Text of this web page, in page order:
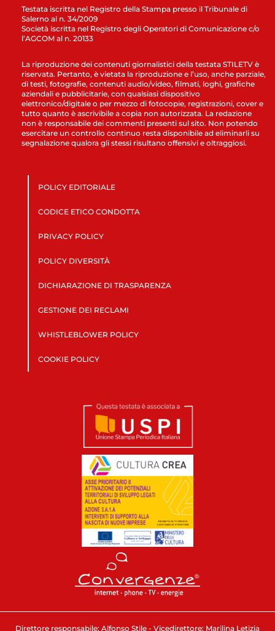
Testata iscritta nel Registro della Stampa presso il Tribunale di
Salerno al n. 34/2009
Società iscritta nel Registro degli Operatori di Comunicazione c/o
l’AGCOM al n. 20133
La riproduzione dei contenuti giornalistici della testata STILETV è
riservata. Pertanto, è vietata la riproduzione e l’uso, anche parziale,
di testi, fotografie, contenuti audio/video, filmati, loghi, grafiche
aziendali e pubblicitarie, con qualsiasi dispositivo
elettronico/digitale o per mezzo di fotocopie, registrazioni, cover e
tutto quanto è ascrivibile a copia non autorizzata. La redazione
non è responsabile dei commenti presenti sul sito. Non potendo
esercitare un controllo continuo resta disponibile ad eliminarli su
segnalazione qualora gli stessi risultano offensivi e oltraggiosi.
POLICY EDITORIALE
CODICE ETICO CONDOTTA
PRIVACY POLICY
POLICY DIVERSITÀ
DICHIARAZIONE DI TRASPARENZA
GESTIONE DEI RECLAMI
WHISTLEBLOWER POLICY
COOKIE POLICY
Direttore responsabile: Alfonso Stile - Vicedirettore: Marilina Letizia